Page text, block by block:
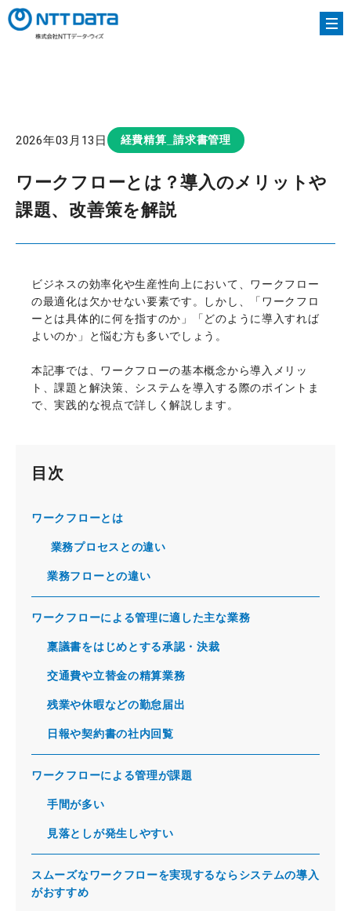
HOME column ワークフローとは？導入のメリットや課題、改善
2026年03月13日 経費精算_請求書管理
ワークフローとは？導入のメリットや
課題、改善策を解説
ビジネスの効率化や生産性向上において、ワークフロー
の最適化は欠かせない要素です。しかし、「ワークフロ
ーとは具体的に何を指すのか」「どのように導入すれば
よいのか」と悩む方も多いでしょう。
本記事では、ワークフローの基本概念から導入メリッ
ト、課題と解決策、システムを導入する際のポイントま
で、実践的な視点で詳しく解説します。
目次
ワークフローとは
業務プロセスとの違い
業務フローとの違い
ワークフローによる管理に適した主な業務
稟議書をはじめとする承認・決裁
交通費や立替金の精算業務
残業や休暇などの勤怠届出
日報や契約書の社内回覧
ワークフローによる管理が課題
手間が多い
見落としが発生しやすい
スムーズなワークフローを実現するならシステムの導入
がおすすめ